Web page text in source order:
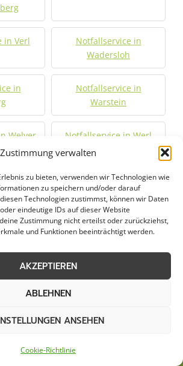
Zustimmung verwalten
zu bieten, verwenden wir Technologien wie
zu speichern und/oder darauf
Technologien zustimmst, können wir Daten
eindeutige IDs auf dieser Website
Zustimmung nicht erteilst oder zurückziehst,
und Funktionen beeinträchtigt werden.
AKZEPTIEREN
ABLEHNEN
ANSEHEN
Cookie-Richtlinie
in Verl
Notfallservice in
Wadersloh
in
Notfallservice in
Warstein
Welver Notfallservice in Werl
Winterberg
in
stellen